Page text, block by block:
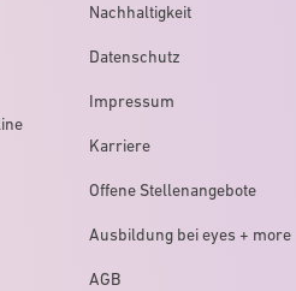
Nachhaltigkeit
Datenschutz
Impressum
Karriere
Offene Stellenangebote
Ausbildung bei eyes + more
AGB